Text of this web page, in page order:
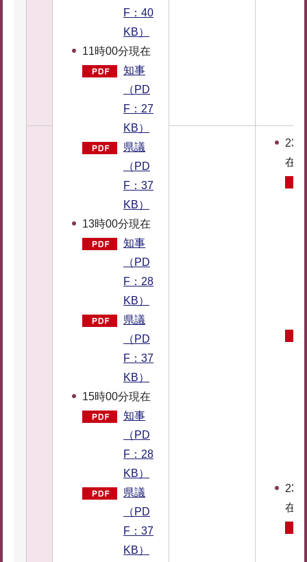
F：40
KB）
11時00分現在
知事
（PD
F：27
KB）
県議
（PD
F：37
KB）
13時00分現在
知事
（PD
F：28
KB）
県議
（PD
F：37
KB）
15時00分現在
知事
（PD
F：28
KB）
県議
（PD
F：37
KB）
23
在
23
在